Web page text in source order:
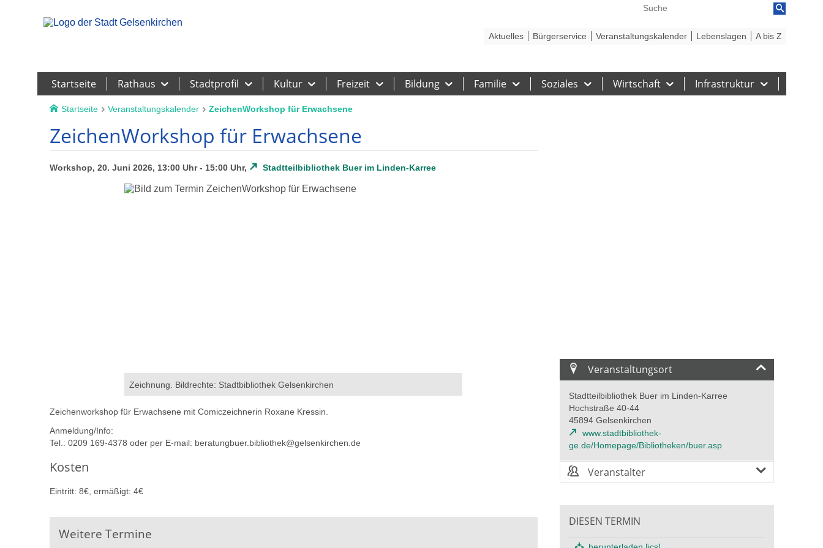
Startseite Rathaus Stadtprofil Kultur Freizeit Bildung Familie Soziales Wirtschaft Infrastruktur
Aktuelles Bürgerservice Veranstaltungskalender Lebenslagen A bis Z
Startseite Veranstaltungskalender ZeichenWorkshop für Erwachsene
ZeichenWorkshop für Erwachsene
Workshop, 20. Juni 2026, 13:00 Uhr - 15:00 Uhr, Stadtteilbibliothek Buer im Linden-Karree
Zeichnung. Bildrechte: Stadtbibliothek Gelsenkirchen
Zeichenworkshop für Erwachsene mit Comiczeichnerin Roxane Kressin.
Anmeldung/Info:
Tel.: 0209 169-4378 oder per E-mail: beratungbuer.bibliothek@gelsenkirchen.de
Kosten
Eintritt: 8€, ermäßigt: 4€
Weitere Termine
Veranstaltungsort
Stadtteilbibliothek Buer im Linden-Karree
Hochstraße 40-44
45894 Gelsenkirchen
www.stadtbibliothek-
ge.de/Homepage/Bibliotheken/buer.asp
Veranstalter
DIESEN TERMIN